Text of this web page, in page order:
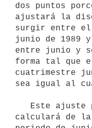
dos puntos
ajustará la
surgir entre el
junio de 1989
entre junio y
forma tal que
cuatrimestre
sea igual al
calculará de la